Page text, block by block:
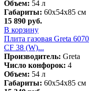
Объем: 54 л
Габариты: 60х54х85 см
15 890 руб.
В корзину
Плита газовая Greta
CF 38 (W)...
Производитель: Greta
Число конфорок: 4
Объем: 54 л
Габариты: 60х54х85 см